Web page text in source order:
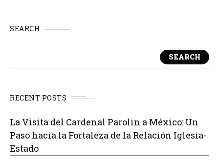
SEARCH
SEARCH
RECENT POSTS
La Visita del Cardenal Parolin a México: Un
Paso hacia la Fortaleza de la Relación Iglesia-
Estado